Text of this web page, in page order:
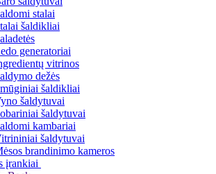
stalai
šaldikliai
generatoriai
vitrinos
dežės
šaldikliai
šaldytuvai
šaldytuvai
kambariai
šaldytuvai
brandinimo kameros
įrankiai